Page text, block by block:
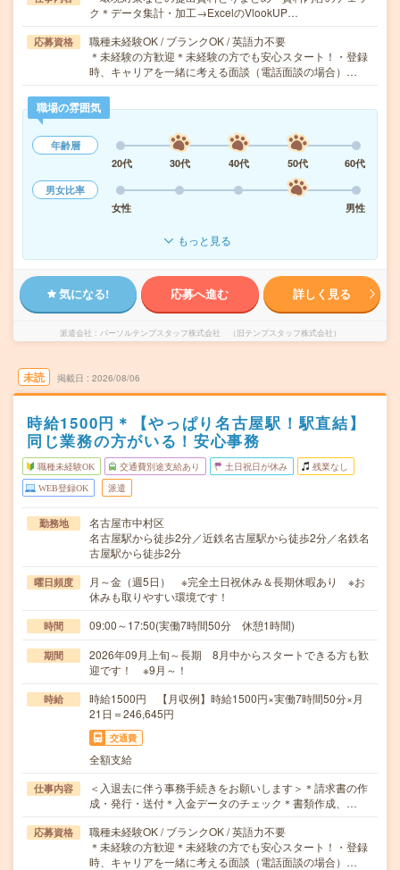
ク＊データ集計・加工→ExcelのVlookUP…
応募資格
職種未経験OK / ブランクOK / 英語力不要
＊未経験の方歓迎＊未経験の方でも安心スタート！・登録
時、キャリアを一緒に考える面談（電話面談の場合）…
職場の雰囲気
年齢層
20代
30代 40代 50代
60代
男女比率
女性
男性
もっと見る
気になる! 応募へ進む 詳しく見る
派遣会社 パーソルテンプスタッフ株式会社 （旧テンプスタッフ株式会社）
未読 掲載日 2026/08/06
時給1500円＊【やっぱり名古屋駅！駅直結】
同じ業務の方がいる！安心事務
職種未経験OK 交通費別途支給あり 土日祝日が休み 残業なし
WEB登録OK 派遣
勤務地
名古屋市中村区
名古屋駅から徒歩2分／近鉄名古屋駅から徒歩2分／名鉄名
古屋駅から徒歩2分
曜日頻度
月～金（週5日） ※完全土日祝休み＆長期休暇あり ※お
休みも取りやすい環境です！
時間 09:00～17:50(実働7時間50分 休憩1時間)
期間
2026年09月上旬～長期 8月中からスタートできる方も歓
迎です！ ※9月～！
時給
時給1500円 【月収例】時給1500円×実働7時間50分×月
21日＝246,645円
交通費
全額支給
仕事内容
＜入退去に伴う事務手続きをお願いします＞＊請求書の作
成・発行・送付＊入金データのチェック＊書類作成、…
応募資格
職種未経験OK / ブランクOK / 英語力不要
＊未経験の方歓迎＊未経験の方でも安心スタート！・登録
時、キャリアを一緒に考える面談（電話面談の場合）…